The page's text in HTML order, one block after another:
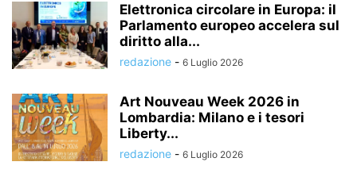
Elettronica circolare in Europa: il
Parlamento europeo accelera sul
diritto alla...
redazione - 6 Luglio 2026
Art Nouveau Week 2026 in
Lombardia: Milano e i tesori
Liberty...
redazione - 6 Luglio 2026